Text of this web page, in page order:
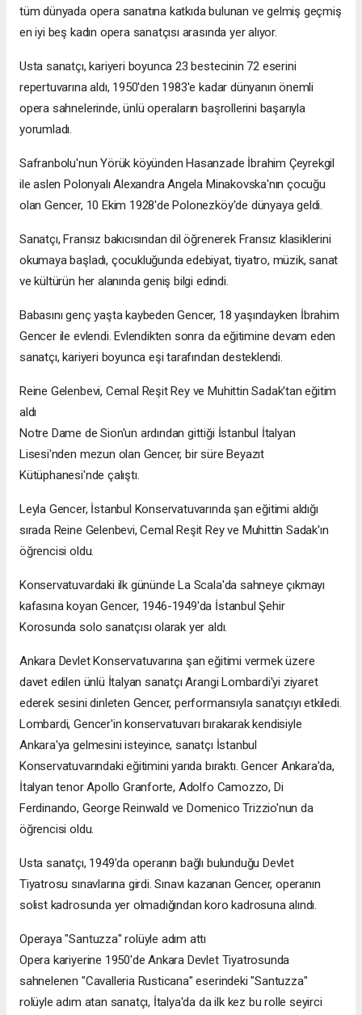
tüm dünyada opera sanatına katkıda bulunan ve gelmiş geçmiş
en iyi beş kadın opera sanatçısı arasında yer alıyor.
Usta sanatçı, kariyeri boyunca 23 bestecinin 72 eserini
repertuvarına aldı, 1950'den 1983'e kadar dünyanın önemli
opera sahnelerinde, ünlü operaların başrollerini başarıyla
yorumladı.
Safranbolu'nun Yörük köyünden Hasanzade İbrahim Çeyrekgil
ile aslen Polonyalı Alexandra Angela Minakovska'nın çocuğu
olan Gencer, 10 Ekim 1928'de Polonezköy'de dünyaya geldi.
Sanatçı, Fransız bakıcısından dil öğrenerek Fransız klasiklerini
okumaya başladı, çocukluğunda edebiyat, tiyatro, müzik, sanat
ve kültürün her alanında geniş bilgi edindi.
Babasını genç yaşta kaybeden Gencer, 18 yaşındayken İbrahim
Gencer ile evlendi. Evlendikten sonra da eğitimine devam eden
sanatçı, kariyeri boyunca eşi tarafından desteklendi.
Reine Gelenbevi, Cemal Reşit Rey ve Muhittin Sadak'tan eğitim
aldı
Notre Dame de Sion'un ardından gittiği İstanbul İtalyan
Lisesi'nden mezun olan Gencer, bir süre Beyazıt
Kütüphanesi'nde çalıştı.
Leyla Gencer, İstanbul Konservatuvarında şan eğitimi aldığı
sırada Reine Gelenbevi, Cemal Reşit Rey ve Muhittin Sadak'ın
öğrencisi oldu.
Konservatuvardaki ilk gününde La Scala'da sahneye çıkmayı
kafasına koyan Gencer, 1946-1949'da İstanbul Şehir
Korosunda solo sanatçısı olarak yer aldı.
Ankara Devlet Konservatuvarına şan eğitimi vermek üzere
davet edilen ünlü İtalyan sanatçı Arangi Lombardi'yi ziyaret
ederek sesini dinleten Gencer, performansıyla sanatçıyı etkiledi.
Lombardi, Gencer'in konservatuvarı bırakarak kendisiyle
Ankara'ya gelmesini isteyince, sanatçı İstanbul
Konservatuvarındaki eğitimini yarıda bıraktı. Gencer Ankara'da,
İtalyan tenor Apollo Granforte, Adolfo Camozzo, Di
Ferdinando, George Reinwald ve Domenico Trizzio'nun da
öğrencisi oldu.
Usta sanatçı, 1949'da operanın bağlı bulunduğu Devlet
Tiyatrosu sınavlarına girdi. Sınavı kazanan Gencer, operanın
solist kadrosunda yer olmadığından koro kadrosuna alındı.
Operaya "Santuzza" rolüyle adım attı
Opera kariyerine 1950'de Ankara Devlet Tiyatrosunda
sahnelenen "Cavalleria Rusticana" eserindeki "Santuzza"
rolüyle adım atan sanatçı, İtalya'da da ilk kez bu rolle seyirci